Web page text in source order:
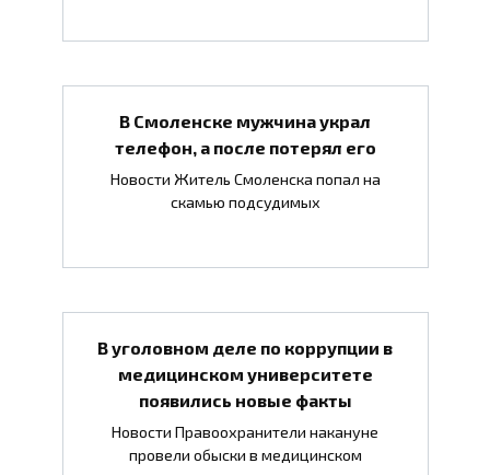
В Смоленске мужчина украл
телефон, а после потерял его
Новости Житель Смоленска попал на
скамью подсудимых
В уголовном деле по коррупции в
медицинском университете
появились новые факты
Новости Правоохранители накануне
провели обыски в медицинском